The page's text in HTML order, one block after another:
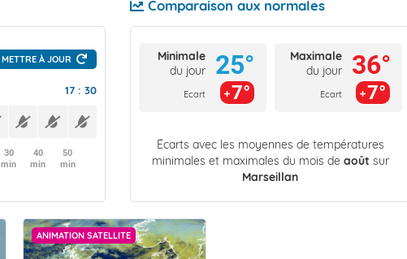
METTRE À JOUR
17 : 30
30
min
40
min
50
min
Comparaison aux normales
Minimale
du jour
Ecart
25°
7°
Maximale
du jour
Ecart
36°
7°
Écarts avec les moyennes de températures
minimales et maximales du mois de août sur
Marseillan
ANIMATION SATELLITE